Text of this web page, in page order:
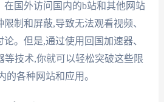
在国外访问国内的b站和其他网站
制和屏蔽,导致无法观看视频、
。但是,通过使用回国加速器、
等技术,你就可以轻松突破这些限
的各种网站和应用。